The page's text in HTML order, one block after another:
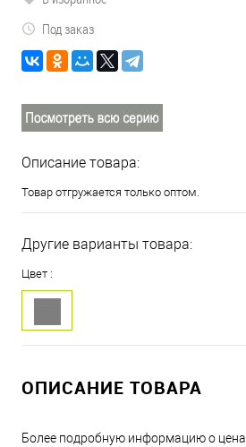
Под заказ
Описание товара:
Товар отгружается только оптом.
Другие варианты товара:
Цвет :
ОПИСАНИЕ ТОВАРА
Более подробную информацию о